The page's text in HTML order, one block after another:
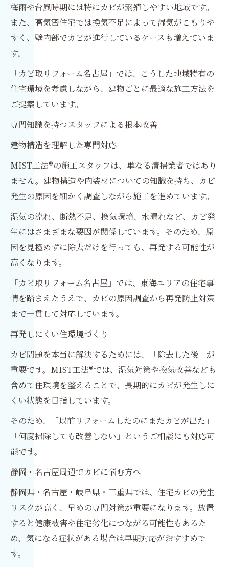
梅雨や台風時期には特にカビが繁殖しやすい地域です。
また、高気密住宅では換気不足によって湿気がこもりや
すく、壁内部でカビが進行しているケースも増えていま
す。
「カビ取リフォーム名古屋」では、こうした地域特有の
住宅環境を考慮しながら、建物ごとに最適な施工方法を
ご提案しています。
専門知識を持つスタッフによる根本改善
建物構造を理解した専門対応
MIST工法®の施工スタッフは、単なる清掃業者ではあり
ません。建物構造や内装材についての知識を持ち、カビ
発生の原因を細かく調査しながら施工を進めています。
湿気の流れ、断熱不足、換気環境、水漏れなど、カビ発
生にはさまざまな要因が関係しています。そのため、原
因を見極めずに除去だけを行っても、再発する可能性が
高くなります。
「カビ取リフォーム名古屋」では、東海エリアの住宅事
情を踏まえたうえで、カビの原因調査から再発防止対策
まで一貫して対応しています。
再発しにくい住環境づくり
カビ問題を本当に解決するためには、「除去した後」が
重要です。MIST工法®では、湿気対策や換気改善なども
含めて住環境を整えることで、長期的にカビが発生しに
くい状態を目指しています。
そのため、「以前リフォームしたのにまたカビが出た」
「何度掃除しても改善しない」というご相談にも対応可
能です。
静岡・名古屋周辺でカビに悩む方へ
静岡県・名古屋・岐阜県・三重県では、住宅カビの発生
リスクが高く、早めの専門対策が重要になります。放置
すると健康被害や住宅劣化につながる可能性もあるた
め、気になる症状がある場合は早期対応がおすすめで
す。